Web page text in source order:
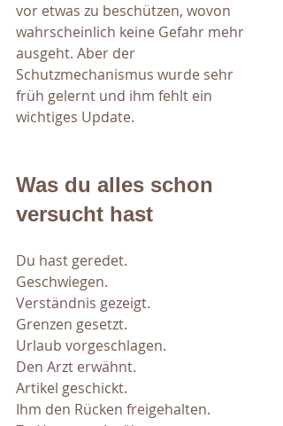
vor etwas zu beschützen, wovon
wahrscheinlich keine Gefahr mehr
ausgeht. Aber der
Schutzmechanismus wurde sehr
früh gelernt und ihm fehlt ein
wichtiges Update.
Was du alles schon
versucht hast
Du hast geredet.
Geschwiegen.
Verständnis gezeigt.
Grenzen gesetzt.
Urlaub vorgeschlagen.
Den Arzt erwähnt.
Artikel geschickt.
Ihm den Rücken freigehalten.